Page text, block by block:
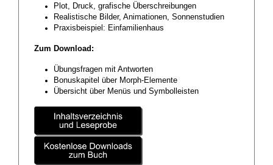
Plot, Druck, grafische Überschreibungen
Realistische Bilder, Animationen, Sonnenstudien
Praxisbeispiel: Einfamilienhaus
Zum Download:
Übungsfragen mit Antworten
Bonuskapitel über Morph-Elemente
Übersicht über Menüs und Symbolleisten